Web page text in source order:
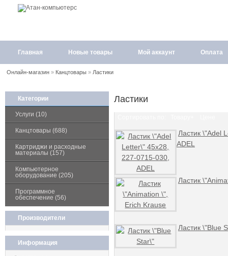
Главная Новые товары Мой аккаунт Оплата
Онлайн-магазин» Канцтовары» Ластики
Категории
Услуги (10)
Канцтовары (688)
Картриджи и расходные
материалы (157)
Компьютерное
оборудование (205)
Программное
обеспечение (56)
Производители
Информация
Ластики
Ластик \"Adel
ADEL
Ластик
Ластик \"Blue